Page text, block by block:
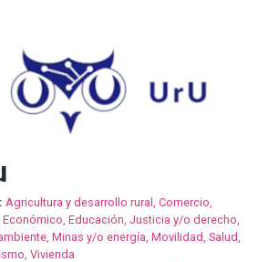
Agricultura y desarrollo rural, Comercio,
Económico, Educación, Justicia y/o derecho,
Minas y/o energía, Movilidad, Salud,
Vivienda